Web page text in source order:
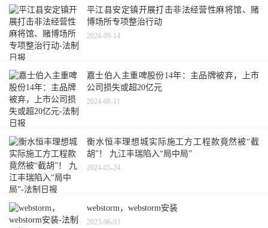
平江县安定镇开展打击非法经营性麻将馆、赌
博场所专项整治行动
2024-09-14
嘉士伯入主重啤股份14年：主品牌被弃，上市
公司损失或超20亿元
2024-08-11
衡水恒丰理想城实际施工方工程款竟然被“截
胡”！ 九江丰瑞陷入“局中局”
2024-05-24
webstorm，webstorm安装
2023-06-03